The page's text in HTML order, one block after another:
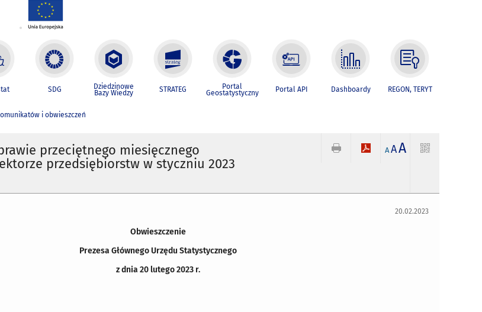
SDG Dziedzinowe
Bazy Wiedzy STRATEG Portal
Geostatystyczny Portal API Dashboardy REGON, TERYT
i obwieszczeń
przeciętnego miesięcznego
przedsiębiorstw w styczniu 2023
A AA
20.02.2023
Obwieszczenie
Prezesa Głównego Urzędu Statystycznego
z dnia 20 lutego 2023 r.